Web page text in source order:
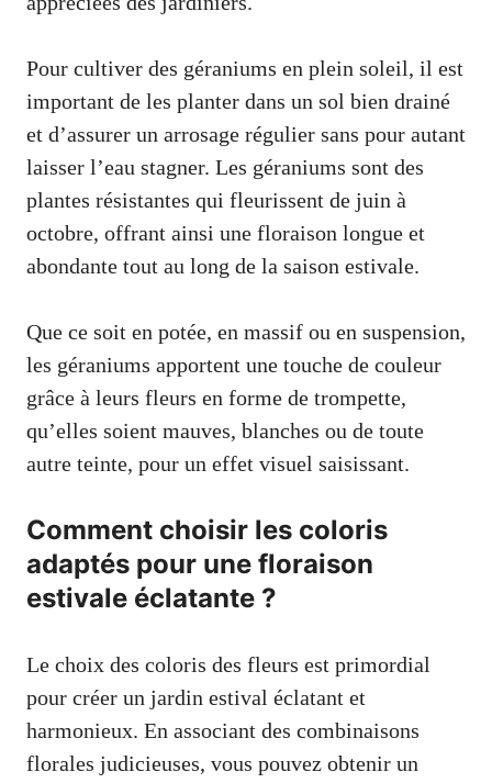
Pour cultiver des géraniums en plein soleil, il est
important de les planter dans un sol bien drainé
et d’assurer un arrosage régulier sans pour autant
laisser l’eau stagner. Les géraniums sont des
plantes résistantes qui fleurissent de juin à
octobre, offrant ainsi une floraison longue et
abondante tout au long de la saison estivale.
Que ce soit en potée, en massif ou en suspension,
les géraniums apportent une touche de couleur
grâce à leurs fleurs en forme de trompette,
qu’elles soient mauves, blanches ou de toute
autre teinte, pour un effet visuel saisissant.
Comment choisir les coloris
adaptés pour une floraison
estivale éclatante ?
Le choix des coloris des fleurs est primordial
pour créer un jardin estival éclatant et
harmonieux. En associant des combinaisons
florales judicieuses, vous pouvez obtenir un